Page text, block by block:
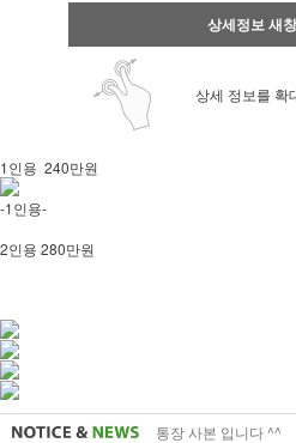
상세정보 새
상세 정보를 확
1인용 240만원
-1인용-
2인용 280만원
통장 사본 입니다 ^^